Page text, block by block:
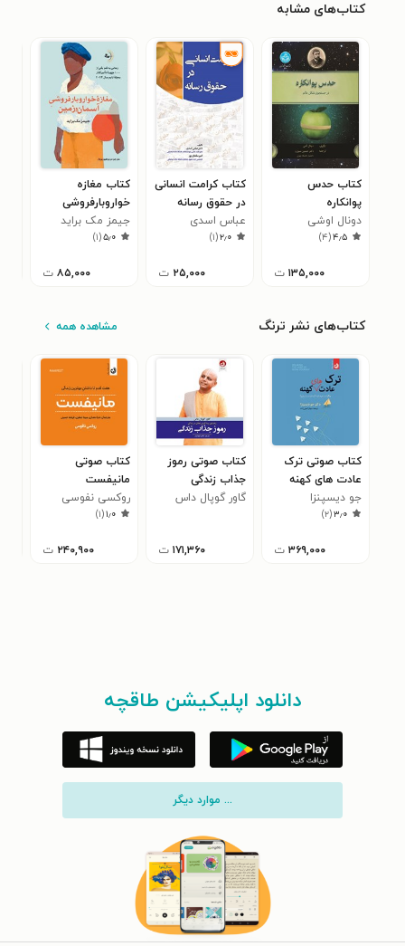
کتاب‌های مشابه
کتاب حدس
پوانکاره
دونال اوشی
۴٫۵(۴)
۱۳۵,۰۰۰ ت
کتاب کرامت انسانی
در حقوق رسانه
عباس اسدی
۲٫۰(۱)
۲۵,۰۰۰ ت
کتاب مغازه
خواروبارفروشی
آسمان و زمین
جیمز مک براید
۵٫۰(۱)
۸۵,۰۰۰ ت
کتاب‌های نشر ترنگ مشاهده همه
کتاب صوتی ترک
عادت های کهنه
جو دیسپنزا
۳٫۰(۲)
۳۶۹,۰۰۰ ت
کتاب صوتی رموز
جذاب زندگی
گاور گوپال داس
۱۷۱,۳۶۰ ت
کتاب صوتی
مانیفست
روکسی نفوسی
۱٫۰(۱)
۲۴۰,۹۰۰ ت
دانلود اپلیکیشن طاقچه
... موارد دیگر